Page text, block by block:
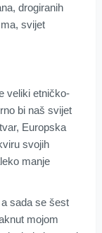
drogiranih
svijet
veliki etničko-
bi naš svijet
Europska
svojih
manje
sada se šest
mojom